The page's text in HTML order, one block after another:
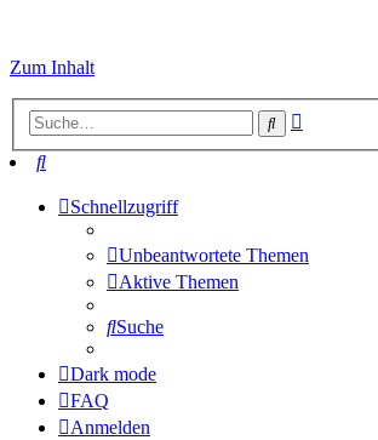
Zum Inhalt
Suche
Suche
Schnellzugriff
Unbeantwortete Themen
Aktive Themen
Suche
Dark mode
FAQ
Anmelden